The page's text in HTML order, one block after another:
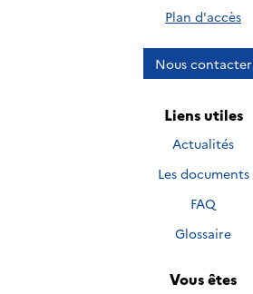
Plan d'accès
Nous contacter
Liens utiles
Actualités
Les documents
FAQ
Glossaire
Vous êtes